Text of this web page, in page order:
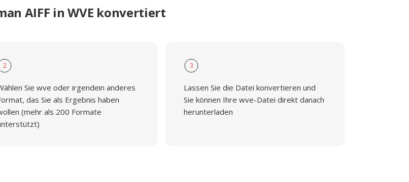
AIFF in WVE konvertiert
2
Sie wve oder irgendein anderes
das Sie als Ergebnis haben
(mehr als 200 Formate
3
Lassen Sie die Datei konvertieren und
Sie können Ihre wve-Datei direkt danach
herunterladen